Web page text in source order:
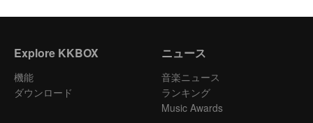
Explore KKBOX
機能
ダウンロード
ニュース
音楽ニュース
ランキング
Music Awards